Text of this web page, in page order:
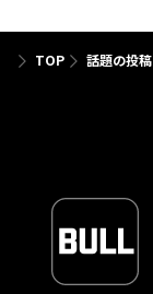
TOP 話題の投稿